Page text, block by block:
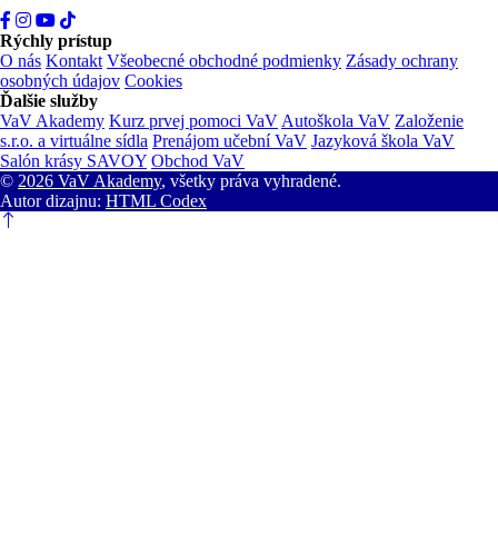
Rýchly prístup
O nás Kontakt Všeobecné obchodné podmienky Zásady ochrany
osobných údajov Cookies
Ďalšie služby
VaV Akademy Kurz prvej pomoci VaV Autoškola VaV Založenie
s.r.o. a virtuálne sídla Prenájom učební VaV Jazyková škola VaV
Salón krásy SAVOY Obchod VaV
© 2026 VaV Akademy, všetky práva vyhradené.
Autor dizajnu: HTML Codex